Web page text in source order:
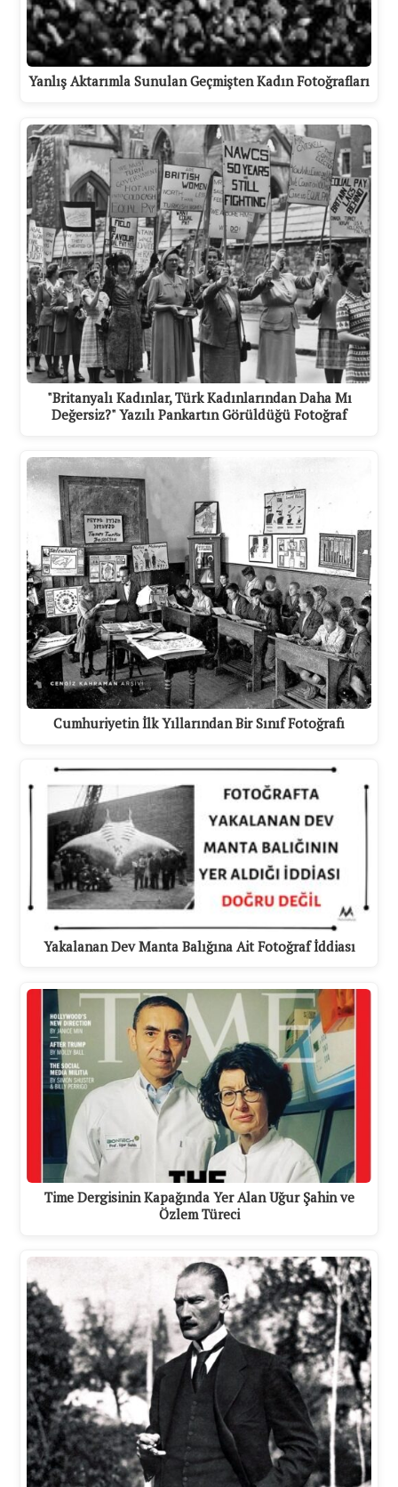
Yanlış Aktarımla Sunulan Geçmişten Kadın Fotoğrafları
"Britanyalı Kadınlar, Türk Kadınlarından Daha Mı
Değersiz?" Yazılı Pankartın Görüldüğü Fotoğraf
Cumhuriyetin İlk Yıllarından Bir Sınıf Fotoğrafı
Yakalanan Dev Manta Balığına Ait Fotoğraf İddiası
Time Dergisinin Kapağında Yer Alan Uğur Şahin ve
Özlem Türeci